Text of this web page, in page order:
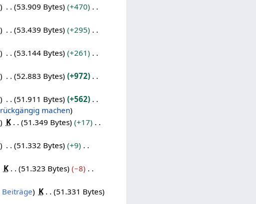
53.909 Bytes
+470
53.439 Bytes
+295
53.144 Bytes
+261
52.883 Bytes
+972
51.911 Bytes
+562
rückgängig machen
K 51.349 Bytes
+17
51.332 Bytes
+9
K 51.323 Bytes
−8
Beiträge K
51.331 Bytes